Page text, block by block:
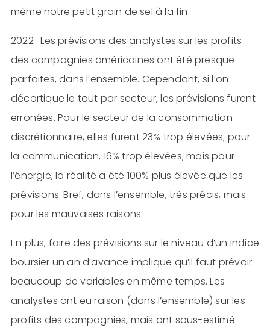
même notre petit grain de sel à la fin.
2022 : Les prévisions des analystes sur les profits
des compagnies américaines ont été presque
parfaites, dans l’ensemble. Cependant, si l’on
décortique le tout par secteur, les prévisions furent
erronées. Pour le secteur de la consommation
discrétionnaire, elles furent 23% trop élevées; pour
la communication, 16% trop élevées; mais pour
l’énergie, la réalité a été 100% plus élevée que les
prévisions. Bref, dans l’ensemble, très précis, mais
pour les mauvaises raisons.
En plus, faire des prévisions sur le niveau d’un indice
boursier un an d’avance implique qu’il faut prévoir
beaucoup de variables en même temps. Les
analystes ont eu raison (dans l’ensemble) sur les
profits des compagnies, mais ont sous-estimé